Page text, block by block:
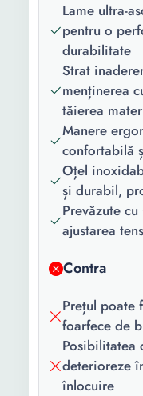
Lame ultra-
pentru o
durabilitate
Strat
menținerea
tăierea
Manere
confortabilă
Oțel
și durabil,
Prevăzute
ajustarea
Contra
Prețul poate
foarfece de
Posibilitatea
deterioreze
înlocuire